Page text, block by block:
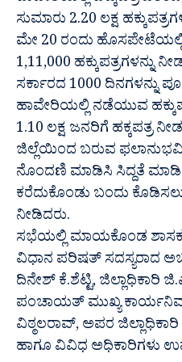
ಸುಮಾರು 2.20 ಲಕ್ಷ
ಮೇ 20 ರಂದು
1,11,000 ಹಕ್ಕುಪತ್ರಗಳನ್ನು
ಸರ್ಕಾರದ 1000 ದಿನಗಳನ್ನು
ಹಾವೇರಿಯಲ್ಲಿ ನಡೆಯುವ
1.10 ಲಕ್ಷ ಜನರಿಗೆ ಹಕ್ಕಪತ್ರ
ಜಿಲ್ಲೆಯಿಂದ ಬರುವ
ನೊಂದಣಿ ಮಾಡಿಸಿ ಸಿದ್ದತೆ
ಕರೆದುಕೊಂಡು ಬಂದು
ನೀಡಿದರು.
ಸಭೆಯಲ್ಲಿ ಮಾಯಕೊಂಡ
ವಿಧಾನ ಪರಿಷತ್ ಸದಸ್ಯರಾದ
ದಿನೇಶ್ ಕೆ.ಶೆಟ್ಟಿ, ಜಿಲ್ಲಾಧಿಕಾರಿ
ಪಂಚಾಯತ್ ಮುಖ್ಯ
ವಿಠ್ಠಲರಾವ್, ಅಪರ
ಹಾಗೂ ವಿವಿಧ ಅಧಿಕಾರಿಗಳು